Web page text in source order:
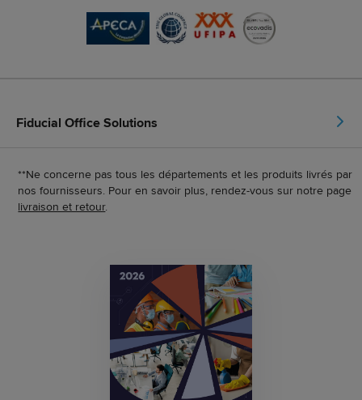
Fiducial Office Solutions
**Ne concerne pas tous les départements et les produits livrés par
nos fournisseurs. Pour en savoir plus, rendez-vous sur notre page
livraison et retour.